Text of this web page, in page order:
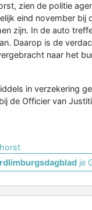
zien de politie
eind november bij
zijn. In de auto
Daarop is de
naar het
in verzekering
de Officier van
horst
je